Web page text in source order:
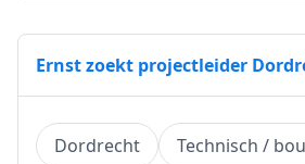
Ernst zoekt projectleider
Dordrecht Technisch /